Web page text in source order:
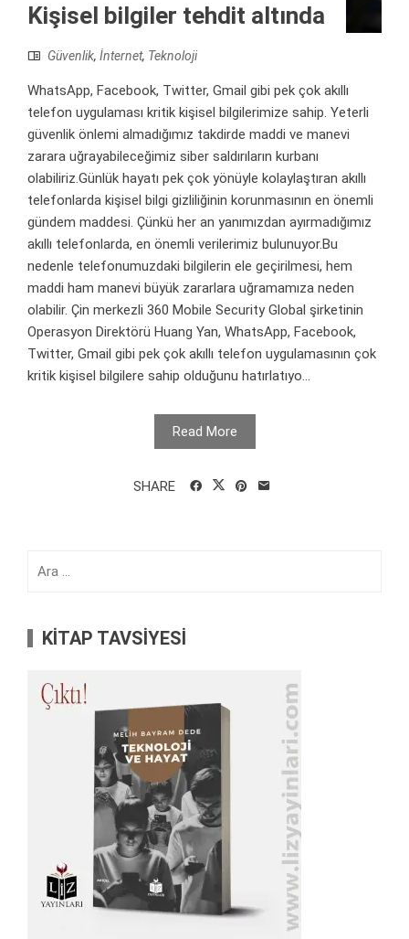
Kişisel bilgiler tehdit altında
Güvenlik, İnternet, Teknoloji
WhatsApp, Facebook, Twitter, Gmail gibi pek çok akıllı
telefon uygulaması kritik kişisel bilgilerimize sahip. Yeterli
güvenlik önlemi almadığımız takdirde maddi ve manevi
zarara uğrayabileceğimiz siber saldırıların kurbanı
olabiliriz.Günlük hayatı pek çok yönüyle kolaylaştıran akıllı
telefonlarda kişisel bilgi gizliliğinin korunmasının en önemli
gündem maddesi. Çünkü her an yanımızdan ayırmadığımız
akıllı telefonlarda, en önemli verilerimiz bulunuyor.Bu
nedenle telefonumuzdaki bilgilerin ele geçirilmesi, hem
maddi ham manevi büyük zararlara uğramamıza neden
olabilir. Çin merkezli 360 Mobile Security Global şirketinin
Operasyon Direktörü Huang Yan, WhatsApp, Facebook,
Twitter, Gmail gibi pek çok akıllı telefon uygulamasının çok
kritik kişisel bilgilere sahip olduğunu hatırlatıyo...
Read More
SHARE
KİTAP TAVSİYESİ